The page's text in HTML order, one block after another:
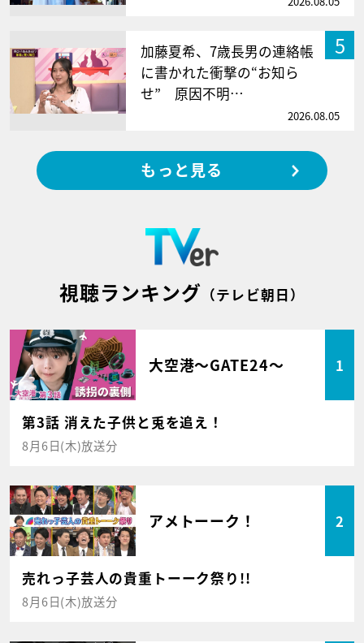
5
加藤夏希、7歳長男の連絡帳
に書かれた衝撃の“お知ら
せ” 原因不明…
2026.08.05
もっと見る
視聴ランキング （テレビ朝日）
大空港～GATE24～ 1
第3話 消えた子供と兎を追え！
8月6日(木)放送分
アメトーーク！ 2
売れっ子芸人の貴重トーーク祭り!!
8月6日(木)放送分